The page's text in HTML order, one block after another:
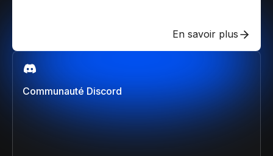
Communauté Discord
En savoir plus